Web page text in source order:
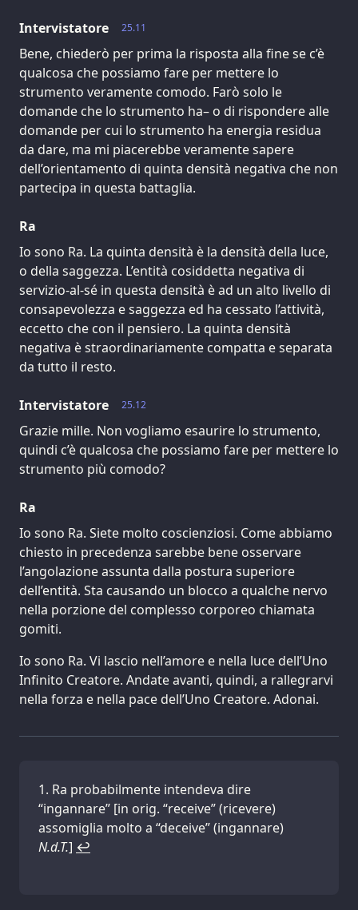
25.11
Intervistatore
Bene, chiederò per prima la risposta alla fine se c’è
qualcosa che possiamo fare per mettere lo
strumento veramente comodo. Farò solo le
domande che lo strumento ha– o di rispondere alle
domande per cui lo strumento ha energia residua
da dare, ma mi piacerebbe veramente sapere
dell’orientamento di quinta densità negativa che non
partecipa in questa battaglia.
Ra
Io sono Ra. La quinta densità è la densità della luce,
o della saggezza. L’entità cosiddetta negativa di
servizio-al-sé in questa densità è ad un alto livello di
consapevolezza e saggezza ed ha cessato l’attività,
eccetto che con il pensiero. La quinta densità
negativa è straordinariamente compatta e separata
da tutto il resto.
25.12
Intervistatore
Grazie mille. Non vogliamo esaurire lo strumento,
quindi c’è qualcosa che possiamo fare per mettere lo
strumento più comodo?
Ra
Io sono Ra. Siete molto coscienziosi. Come abbiamo
chiesto in precedenza sarebbe bene osservare
l’angolazione assunta dalla postura superiore
dell’entità. Sta causando un blocco a qualche nervo
nella porzione del complesso corporeo chiamata
gomiti.
Io sono Ra. Vi lascio nell’amore e nella luce dell’Uno
Infinito Creatore. Andate avanti, quindi, a rallegrarvi
nella forza e nella pace dell’Uno Creatore. Adonai.
Ra probabilmente intendeva dire
“ingannare” [in orig. “receive” (ricevere)
assomiglia molto a “deceive” (ingannare)
N.d.T.] ↩